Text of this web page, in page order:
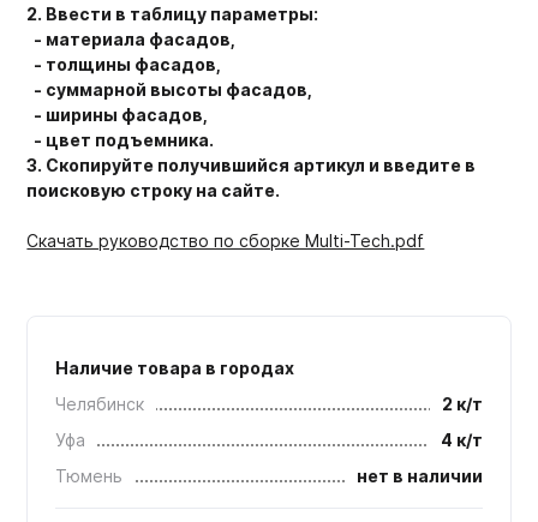
2. Ввести в таблицу параметры:
- материала фасадов,
- толщины фасадов,
- суммарной высоты фасадов,
- ширины фасадов,
- цвет подъемника.
3. Скопируйте получившийся артикул и введите в
поисковую строку на сайте.
Скачать руководство по сборке Multi-Tech.pdf
Наличие товара в городах
Челябинск
2 к/т
Уфа
4 к/т
Тюмень
нет в наличии